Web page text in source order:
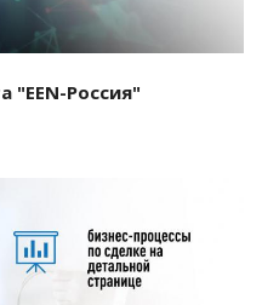
"EEN-Россия"